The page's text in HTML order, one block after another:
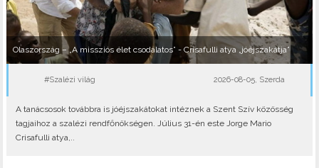
Olaszország – „A missziós élet csodálatos” - Crisafulli atya „jóéjszakátja”
#Szalézi világ 2026-08-05, Szerda
A tanácsosok továbbra is jóéjszakátokat intéznek a Szent Szív közösség
tagjaihoz a szalézi rendfőnökségen. Július 31-én este Jorge Mario
Crisafulli atya,..